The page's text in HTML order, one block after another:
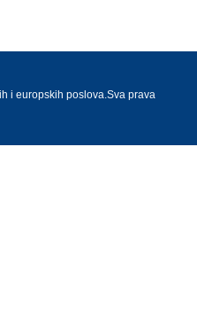
i europskih poslova.Sva prava